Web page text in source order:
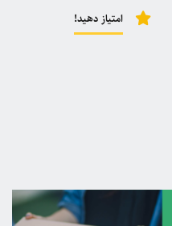
امتیاز دهید!